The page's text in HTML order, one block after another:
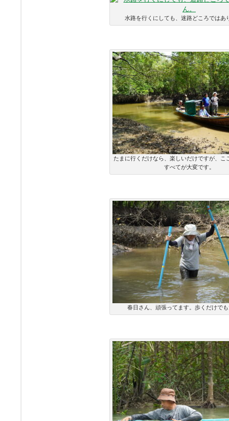
水路を行くにしても、迷路どころではあ
たまに行くだけなら、楽しいだけですが、こ
すべてが大変です。
春日さん、頑張ってます。歩くだけで